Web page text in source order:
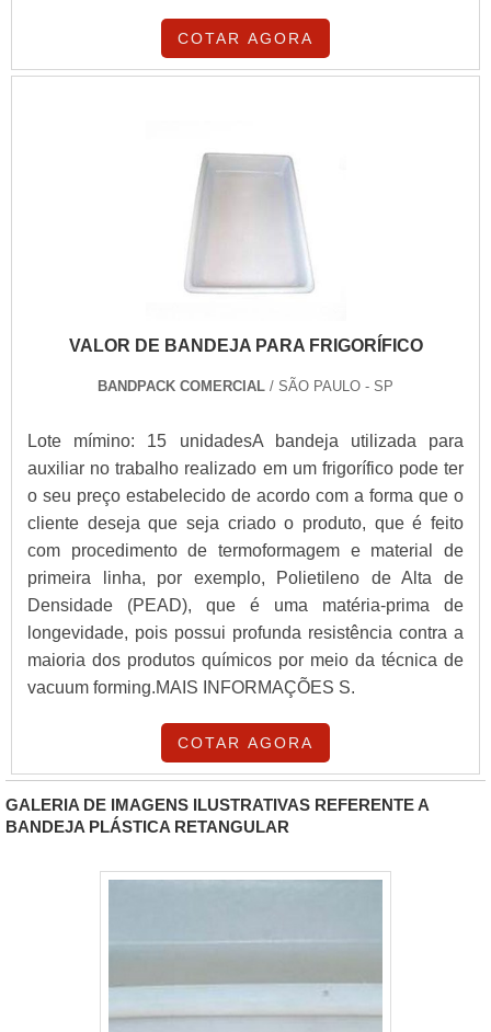
COTAR AGORA
VALOR DE BANDEJA PARA FRIGORÍFICO
BANDPACK COMERCIAL / SÃO PAULO - SP
Lote mímino: 15 unidadesA bandeja utilizada para
auxiliar no trabalho realizado em um frigorífico pode ter
o seu preço estabelecido de acordo com a forma que o
cliente deseja que seja criado o produto, que é feito
com procedimento de termoformagem e material de
primeira linha, por exemplo, Polietileno de Alta de
Densidade (PEAD), que é uma matéria-prima de
longevidade, pois possui profunda resistência contra a
maioria dos produtos químicos por meio da técnica de
vacuum forming.MAIS INFORMAÇÕES S.
COTAR AGORA
GALERIA DE IMAGENS ILUSTRATIVAS REFERENTE A
BANDEJA PLÁSTICA RETANGULAR